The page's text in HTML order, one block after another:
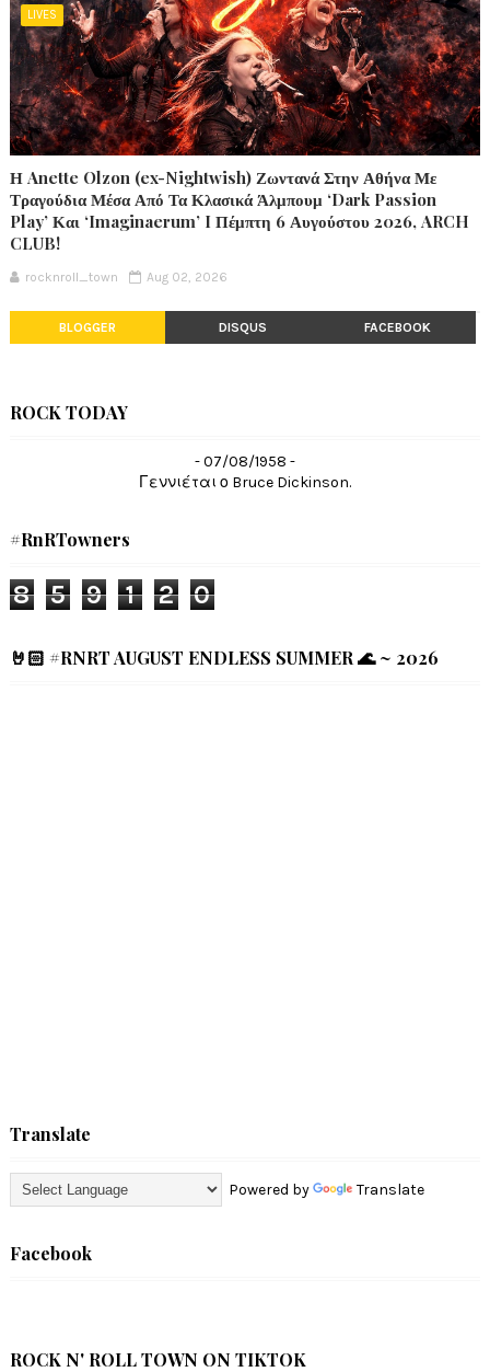
LIVES
Η Anette Olzon (ex-Nightwish) Ζωντανά Στην Αθήνα Με
Τραγούδια Μέσα Από Τα Κλασικά Άλμπουμ ‘Dark Passion
Play’ Και ‘Imaginaerum’ I Πέμπτη 6 Αυγούστου 2026, ARCH
CLUB!
rocknroll_town Aug 02, 2026
BLOGGER DISQUS FACEBOOK
ROCK TODAY
- 07/08/1958 -
Γεννιέται ο Bruce Dickinson.
#RnRTowners
8 5 9 1 2 0
🤘🏻 #RNRT AUGUST ENDLESS SUMMER 🌊 ~ 2026
Translate
Powered by Translate
Facebook
ROCK N' ROLL TOWN ON TIKTOK